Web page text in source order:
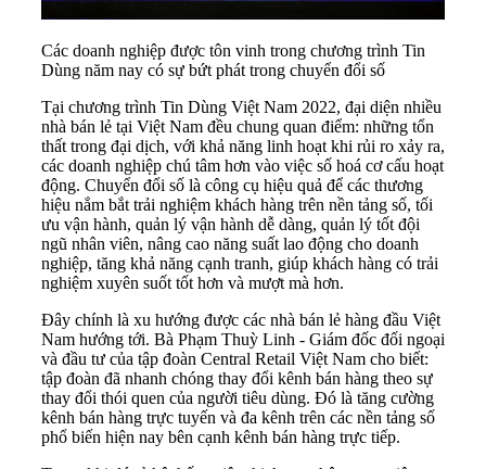
Các doanh nghiệp được tôn vinh trong chương trình Tin
Dùng năm nay có sự bứt phát trong chuyển đổi số
Tại chương trình Tin Dùng Việt Nam 2022, đại diện nhiều
nhà bán lẻ tại Việt Nam đều chung quan điểm: những tổn
thất trong đại dịch, với khả năng linh hoạt khi rủi ro xảy ra,
các doanh nghiệp chú tâm hơn vào việc số hoá cơ cấu hoạt
động. Chuyển đổi số là công cụ hiệu quả để các thương
hiệu nắm bắt trải nghiệm khách hàng trên nền tảng số, tối
ưu vận hành, quản lý vận hành dễ dàng, quản lý tốt đội
ngũ nhân viên, nâng cao năng suất lao động cho doanh
nghiệp, tăng khả năng cạnh tranh, giúp khách hàng có trải
nghiệm xuyên suốt tốt hơn và mượt mà hơn.
Đây chính là xu hướng được các nhà bán lẻ hàng đầu Việt
Nam hướng tới. Bà Phạm Thuỳ Linh - Giám đốc đối ngoại
và đầu tư của tập đoàn Central Retail Việt Nam cho biết:
tập đoàn đã nhanh chóng thay đổi kênh bán hàng theo sự
thay đổi thói quen của người tiêu dùng. Đó là tăng cường
kênh bán hàng trực tuyến và đa kênh trên các nền tảng số
phổ biến hiện nay bên cạnh kênh bán hàng trực tiếp.